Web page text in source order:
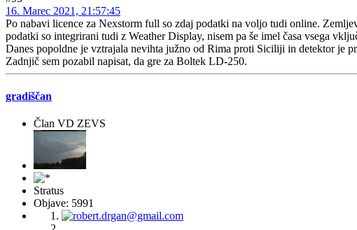
16. Marec 2021, 21:57:45
Po nabavi licence za Nexstorm full so zdaj podatki na voljo tudi online.
podatki so integrirani tudi z Weather Display, nisem pa še imel časa vsega
Danes popoldne je vztrajala nevihta južno od Rima proti Siciliji in detektor je
Zadnjič sem pozabil napisat, da gre za Boltek LD-250.
gradiščan
Član VD ZEVS
Stratus
Objave: 5991